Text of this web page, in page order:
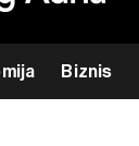
Biznis